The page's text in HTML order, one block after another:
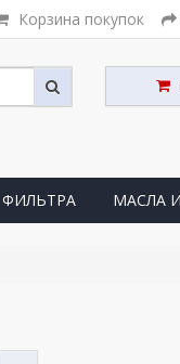
Корзина покупок
ФИЛЬТРА МАСЛА